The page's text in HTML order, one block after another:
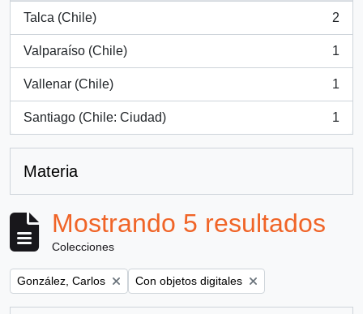
Talca (Chile)
, 2 resultados
2
Valparaíso (Chile)
, 1 resultados
1
Vallenar (Chile)
, 1 resultados
1
Santiago (Chile: Ciudad)
, 1 resultados
1
Materia
Mostrando 5 resultados
Colecciones
Remove filter:
González, Carlos Remove filter:
Con objetos digitales